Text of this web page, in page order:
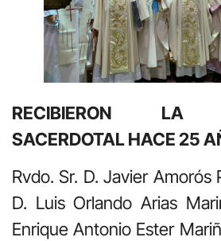
RECIBIERON LA
SACERDOTAL HACE 25
Rvdo. Sr. D. Javier Amorós
D. Luis Orlando Arias
Enrique Antonio Ester